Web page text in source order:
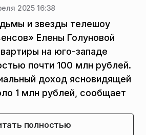
2025 16:38
и звезды телешоу
Елены Голуновой
на юго-западе
почти 100 млн рублей.
доход ясновидящей
1 млн рублей, сообщает
полностью